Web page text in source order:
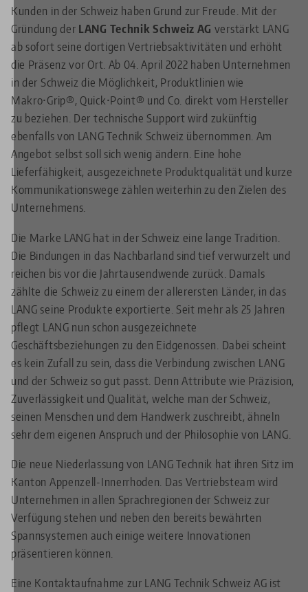
Kunden in der Schweiz haben Grund zur Freude. Mit der
Gründung der LANG Technik Schweiz AG verstärkt LANG
ab sofort seine dortigen Vertriebsaktivitäten und erhöht
die Präsenz vor Ort. Ab 04. April 2022 haben Unternehmen
in der Schweiz die Möglichkeit, Produktlinien wie
Makro•Grip®, Quick•Point® und Co. direkt vom Hersteller
zu beziehen. Der technische Support wird zukünftig
ebenfalls von LANG Technik Schweiz übernommen. Am
Angebot selbst soll sich wenig ändern. Eine hohe
Lieferfähigkeit, ausgezeichnete Produktqualität und kurze
Kommunikationswege zählen weiterhin zu den Zielen des
Unternehmens.
Die Marke LANG hat in der Schweiz eine lange Tradition.
Die Bindungen in das Nachbarland sind tief verwurzelt und
reichen bis vor die Jahrtausendwende zurück. Damals
zählte die Schweiz zu einem der allerersten Länder, in das
LANG seine Produkte exportierte. Seit mehr als 25 Jahren
pflegt LANG nun schon ausgezeichnete
Geschäftsbeziehungen zu den Eidgenossen. Dabei scheint
es kein Zufall zu sein, dass die Verbindung zwischen LANG
und der Schweiz so gut passt. Denn Attribute wie Präzision,
Zuverlässigkeit und Qualität, welche man der Schweiz,
seinen Menschen und dem Handwerk zuschreibt, ähneln
sehr dem eigenen Anspruch und der Philosophie von LANG.
Die neue Niederlassung von LANG Technik hat ihren Sitz im
Kanton Appenzell-Innerrhoden. Das Vertriebsteam wird
Unternehmen in allen Sprachregionen der Schweiz zur
Verfügung stehen und neben den bereits bewährten
Spannsystemen auch einige weitere Innovationen
präsentieren können.
Eine Kontaktaufnahme zur LANG Technik Schweiz AG ist